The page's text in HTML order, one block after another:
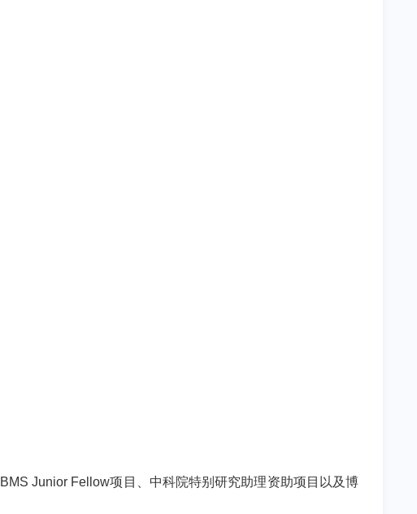
BMS Junior Fellow项目、中科院特别研究助理资助项目以及博